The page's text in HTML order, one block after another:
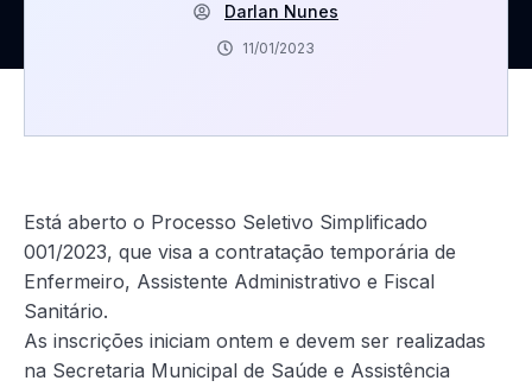
Darlan Nunes
11/01/2023
Está aberto o Processo Seletivo Simplificado
001/2023, que visa a contratação temporária de
Enfermeiro, Assistente Administrativo e Fiscal
Sanitário.
As inscrições iniciam ontem e devem ser realizadas
na Secretaria Municipal de Saúde e Assistência